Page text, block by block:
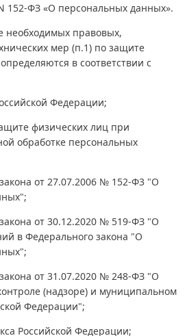
152-ФЗ «О персональных данных».
необходимых правовых,
мер (п.1) по защите
в соответствии с
Федерации;
физических лиц при
обработке персональных
от 27.07.2006 № 152-Ф3 "О
от 30.12.2020 № 519-ФЗ "О
в Федерального закона "О
от 31.07.2020 № 248-ФЗ "О
(надзоре) и муниципальном
Федерации";
Российской Федерации;